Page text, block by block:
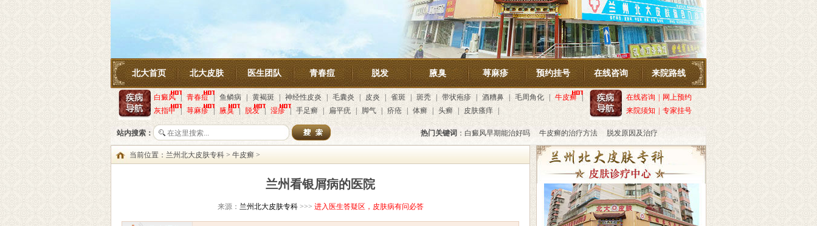
北大首页 北大皮肤 医生团队 青春痘 脱发 腋臭 荨麻疹 预约挂号 在线咨询 来院路线
白癜风 | 青春痘 | 鱼鳞病 黄褐斑 | 神经性皮炎 | 毛囊炎 | 皮炎 雀斑 斑秃 带状疱疹 酒糟鼻 毛周角化 | 牛皮癣 |
灰指甲 | 荨麻疹 | 腋臭 | 脱发 | 湿疹 | 手足癣 扁平疣 脚气 疥疮 体癣 头癣 皮肤瘙痒
在线咨询 |
网上预约
来院须知 | 专家挂号
站内搜索： 热门关键词 ： 白癜风早期能治好吗 牛皮癣的治疗方法 脱发原因及治疗
当前位置： 兰州北大皮肤专科 > 牛皮癣 >
兰州看银屑病的医院
来源： 兰州北大皮肤专科>>> 进入医生答疑区，皮肤病有问必答